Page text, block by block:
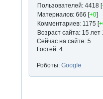
Пользователей: 4418 [
Материалов: 666 [+0]
Комментариев: 1175 [
Возраст сайта: 15 лет
Сейчас на сайте: 5
Гостей: 4
Роботы:Google